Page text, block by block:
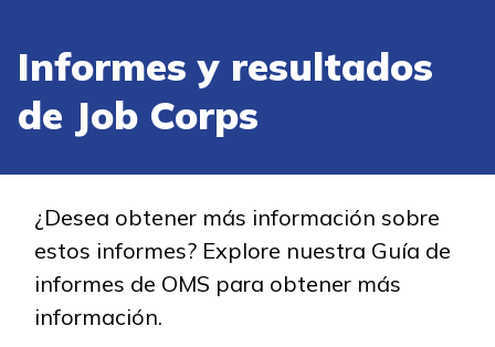
Vida En El Campus
Habilidades académicas
Estudiar
Programas de
Informes y resultados
de Job Corps
¿Desea obtener más información sobre
estos informes? Explore nuestra Guía de
informes de OMS para obtener más
información.